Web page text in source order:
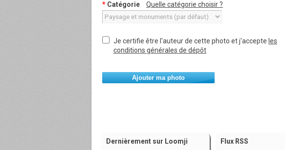
* Catégorie Quelle catégorie choisir ?
Je certifie être l'auteur de cette photo et j'accepte les
conditions générales de dépôt
Ajouter ma photo
Dernièrement sur Loomji Flux RSS